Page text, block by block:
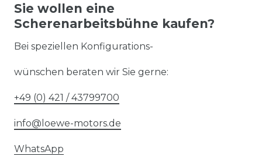
Sie wollen eine
Scherenarbeitsbühne kaufen?
Bei speziellen Konfigurations-
wünschen beraten wir Sie gerne:
+49 (0) 421 / 43799700
info@loewe-motors.de
WhatsApp